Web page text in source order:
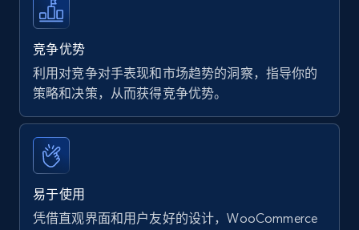
竞争优势
利用对竞争对手表现和市场趋势的洞察，指导你的
策略和决策，从而获得竞争优势。
易于使用
凭借直观界面和用户友好的设计，WooCommerce